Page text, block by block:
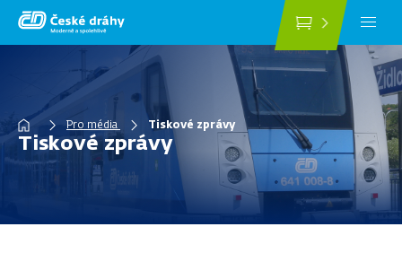
Přejít
Drobečková
navigace
Pro média Tiskové zprávy
Tiskové zprávy